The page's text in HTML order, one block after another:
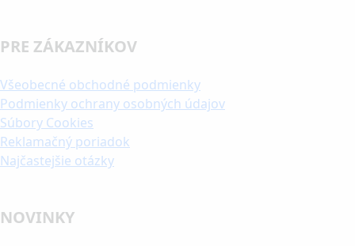
PRE ZÁKAZNÍKOV
Všeobecné obchodné podmienky
Podmienky ochrany osobných údajov
Súbory Cookies
Reklamačný poriadok
Najčastejšie otázky
NOVINKY